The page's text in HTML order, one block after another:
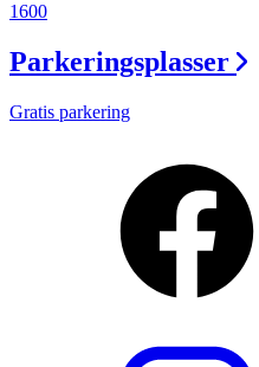
1600
Parkeringsplasser
Gratis parkering